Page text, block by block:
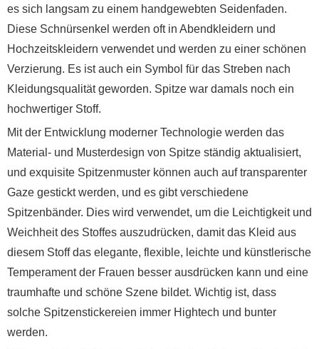
es sich langsam zu einem handgewebten Seidenfaden.
Diese Schnürsenkel werden oft in Abendkleidern und
Hochzeitskleidern verwendet und werden zu einer schönen
Verzierung. Es ist auch ein Symbol für das Streben nach
Kleidungsqualität geworden. Spitze war damals noch ein
hochwertiger Stoff.
Mit der Entwicklung moderner Technologie werden das
Material- und Musterdesign von Spitze ständig aktualisiert,
und exquisite Spitzenmuster können auch auf transparenter
Gaze gestickt werden, und es gibt verschiedene
Spitzenbänder. Dies wird verwendet, um die Leichtigkeit und
Weichheit des Stoffes auszudrücken, damit das Kleid aus
diesem Stoff das elegante, flexible, leichte und künstlerische
Temperament der Frauen besser ausdrücken kann und eine
traumhafte und schöne Szene bildet. Wichtig ist, dass
solche Spitzenstickereien immer Hightech und bunter
werden.